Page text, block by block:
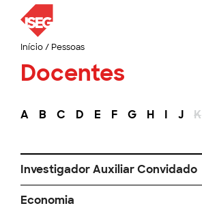
Início/ Pessoas
Docentes
A B C D E F G H I J K
Investigador Auxiliar Convidado
Economia